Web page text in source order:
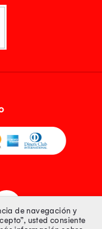
de navegación y
usted consiente